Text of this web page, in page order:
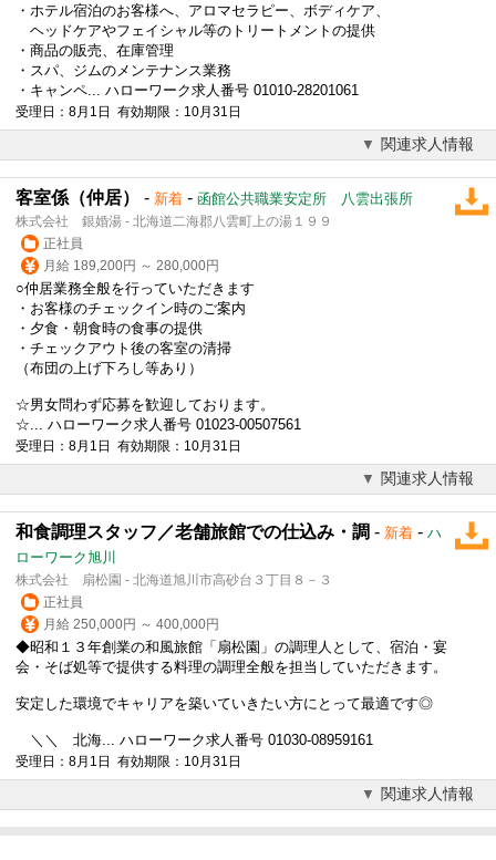
・ホテル宿泊のお客様へ、アロマセラピー、ボディケア、
ヘッドケアやフェイシャル等のトリートメントの提供
・商品の販売、在庫管理
・スパ、ジムのメンテナンス業務
・キャンペ... ハローワーク求人番号 01010-28201061
受理日：8月1日 有効期限：10月31日
関連求人情報
客室係（仲居） - 新着 - 函館公共職業安定所 八雲出張所
株式会社 銀婚湯 - 北海道二海郡八雲町上の湯１９９
正社員
月給 189,200円 ～ 280,000円
○仲居業務全般を行っていただきます
・お客様のチェックイン時のご案内
・夕食・朝食時の食事の提供
・チェックアウト後の客室の清掃
（布団の上げ下ろし等あり）
☆男女問わず応募を歓迎しております。
☆... ハローワーク求人番号 01023-00507561
受理日：8月1日 有効期限：10月31日
関連求人情報
和食調理スタッフ／老舗旅館での仕込み・調 - 新着 - ハ
ローワーク旭川
株式会社 扇松園 - 北海道旭川市高砂台３丁目８－３
正社員
月給 250,000円 ～ 400,000円
◆昭和１３年創業の和風旅館 「扇松園」の調理人として、宿泊・宴
会・そば処等で提供する料理の調理全般を担当していただきます。
安定した環境でキャリアを築いていきたい方にとって最適です◎
＼＼ 北海... ハローワーク求人番号 01030-08959161
受理日：8月1日 有効期限：10月31日
関連求人情報